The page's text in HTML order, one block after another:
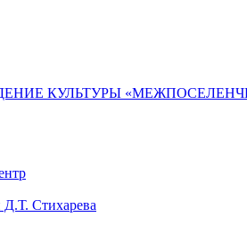
КУЛЬТУРЫ
Стихарева